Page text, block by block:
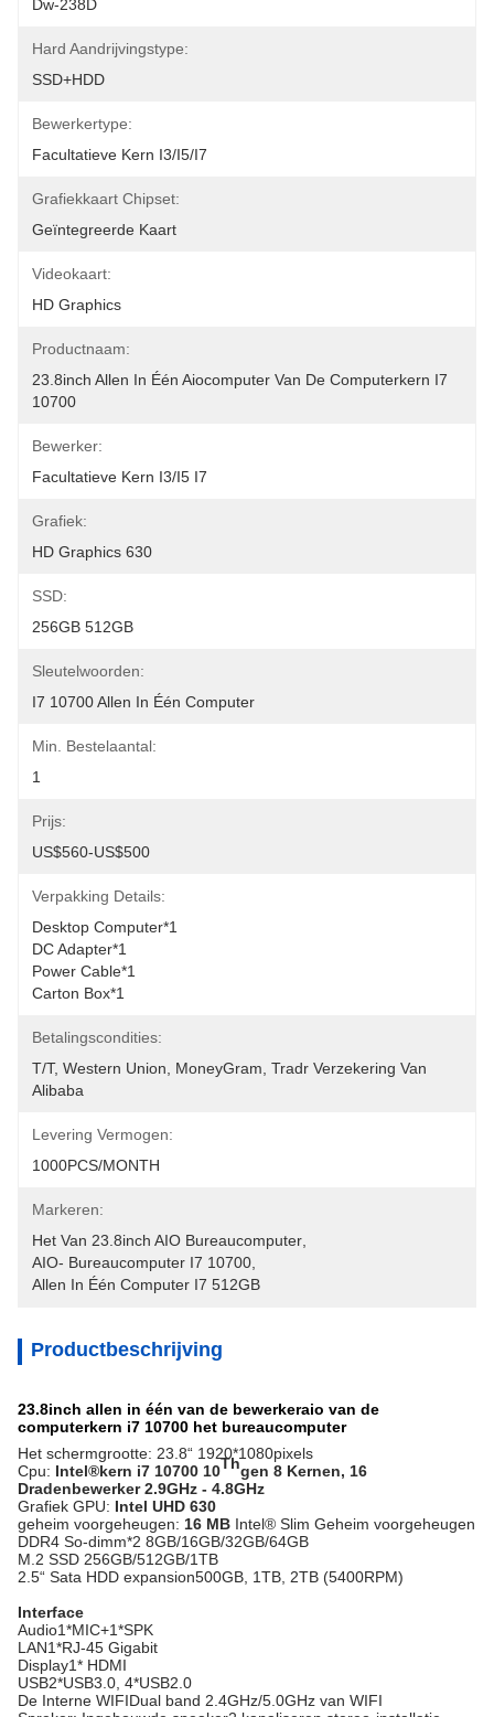
Dw-238D
Hard Aandrijvingstype:
SSD+HDD
Bewerkertype:
Facultatieve Kern I3/i5/i7
Grafiekkaart Chipset:
Geïntegreerde Kaart
Videokaart:
HD Graphics
Productnaam:
23.8inch Allen In Één Aiocomputer Van De Computerkern I7
10700
Bewerker:
Facultatieve Kern I3/I5 I7
Grafiek:
HD Graphics 630
SSD:
256GB 512GB
Sleutelwoorden:
I7 10700 Allen In Één Computer
Min. Bestelaantal:
1
Prijs:
US$560-US$500
Verpakking Details:
Desktop Computer*1
DC Adapter*1
Power Cable*1
Carton Box*1
Betalingscondities:
T/T, Western Union, MoneyGram, Tradr Verzekering Van
Alibaba
Levering Vermogen:
1000PCS/MONTH
Markeren:
Het Van 23.8inch AIO Bureaucomputer
AIO- Bureaucomputer I7 10700
Allen In Één Computer I7 512GB
Productbeschrijving
23.8inch allen in één van de bewerkeraio van de
computerkern i7 10700 het bureaucomputer
Het schermgrootte: 23.8“ 1920*1080pixels
Cpu: Intel®kern i7 10700 10Thgen 8 Kernen, 16
Dradenbewerker 2.9GHz - 4.8GHz
Grafiek GPU: Intel UHD 630
geheim voorgeheugen: 16 MB Intel® Slim Geheim voorgeheugen
DDR4 So-dimm*2 8GB/16GB/32GB/64GB
M.2 SSD 256GB/512GB/1TB
2.5“ Sata HDD expansion500GB, 1TB, 2TB (5400RPM)
Interface
Audio1*MIC+1*SPK
LAN1*RJ-45 Gigabit
Display1* HDMI
USB2*USB3.0, 4*USB2.0
De Interne WIFIDual band 2.4GHz/5.0GHz van WIFI